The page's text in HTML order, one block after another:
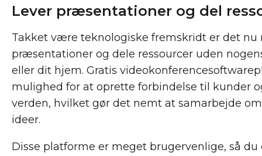
Lever præsentationer og del
Takket være teknologiske fremskridt er det nu
præsentationer og dele ressourcer uden
eller dit hjem. Gratis
mulighed for at oprette forbindelse til kunder
verden, hvilket gør det nemt at samarbejde
ideer.
Disse platforme er meget brugervenlige, så